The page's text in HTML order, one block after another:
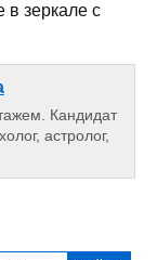
в зеркале с
Кандидат
астролог,